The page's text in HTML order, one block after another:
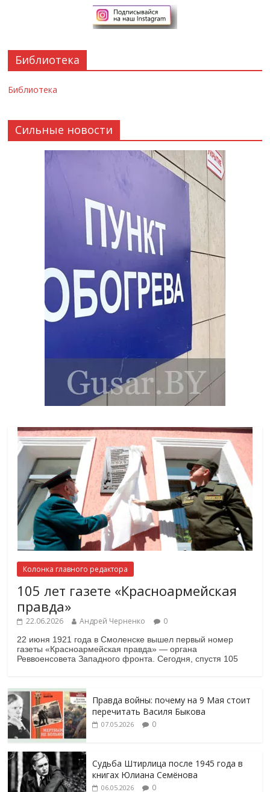
Библиотека
Библиотека
Сильные новости
Колонка главного редактора
105 лет газете «Красноармейская
правда»
22.06.2026 Андрей Черненко 0
22 июня 1921 года в Смоленске вышел первый номер
газеты «Красноармейская правда» — органа
Реввоенсовета Западного фронта. Сегодня, спустя 105
Правда войны: почему на 9 Мая стоит
перечитать Василя Быкова
07.05.2026 0
Судьба Штирлица после 1945 года в
книгах Юлиана Семёнова
06.05.2026 0